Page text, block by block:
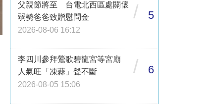
父親節將至 台電北西區處關懷
弱勢爸爸致贈慰問金
2026-08-06 16:12
/ 5
李四川參拜鶯歌碧龍宮等宮廟
人氣旺「凍蒜」聲不斷
2026-08-05 15:06
/ 6